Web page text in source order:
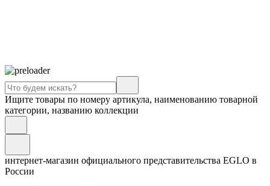
Ищите товары по номеру артикула, наименованию товарной
категории, названию коллекции
интернет-магазин официального представительства EGLO в
России